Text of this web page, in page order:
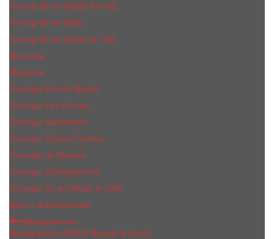
Тестер 35 ml MADE IN UAE
Тестер 60 ml NEW
Тестер 50 мл Made In UAE
Женские
Мужские
Тестеры Franck Boclet
Тестеры Les Contes
Тестеры Nasomatto
Тестеры Tiziana Terenzi
Тестеры Jо Malоnе
Тестеры Zarkoperfume
Тестеры 60 мл Made In UAE
Духи с феромонами
Дезодоранты
Дезодоранты BEA'S Beauty & Scent